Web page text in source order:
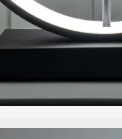
Sable en Mouvement